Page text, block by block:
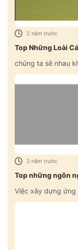
2 năm trước
Top Những Loài
chúng ta sẽ nhau
2 năm trước
Top những ngôn
Việc xây dựng ứng